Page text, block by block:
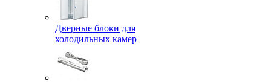
Дверные блоки для
холодильных камер